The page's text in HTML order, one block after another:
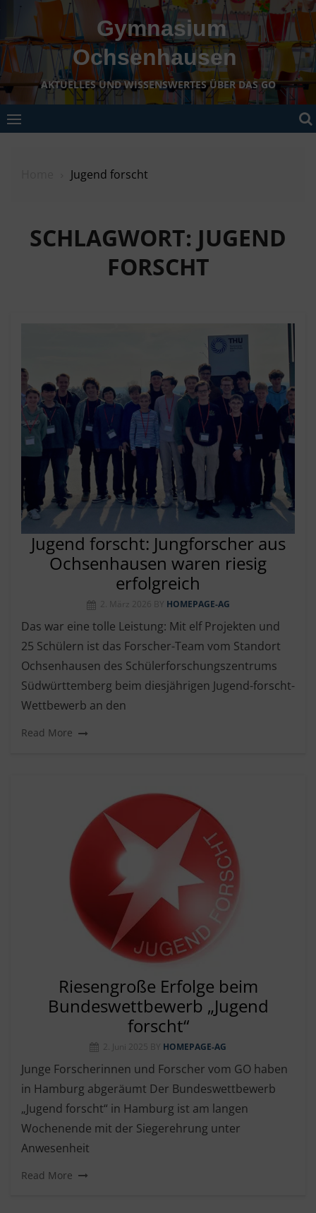
Skip
content
Gymnasium
Ochsenhausen
AKTUELLES UND WISSENSWERTES ÜBER DAS GO
Jugend forscht
SCHLAGWORT: JUGEND
FORSCHT
Jugend forscht: Jungforscher aus
Ochsenhausen waren riesig
erfolgreich
2. März 2026 BY HOMEPAGE-AG
Das war eine tolle Leistung: Mit elf Projekten und
25 Schülern ist das Forscher-Team vom Standort
Ochsenhausen des Schülerforschungszentrums
Südwürttemberg beim diesjährigen Jugend-forscht-
Wettbewerb an den
Read More
Riesengroße Erfolge beim
Bundeswettbewerb „Jugend
forscht“
2. Juni 2025 BY HOMEPAGE-AG
Junge Forscherinnen und Forscher vom GO haben
in Hamburg abgeräumt Der Bundeswettbewerb
„Jugend forscht“ in Hamburg ist am langen
Wochenende mit der Siegerehrung unter
Anwesenheit
Read More